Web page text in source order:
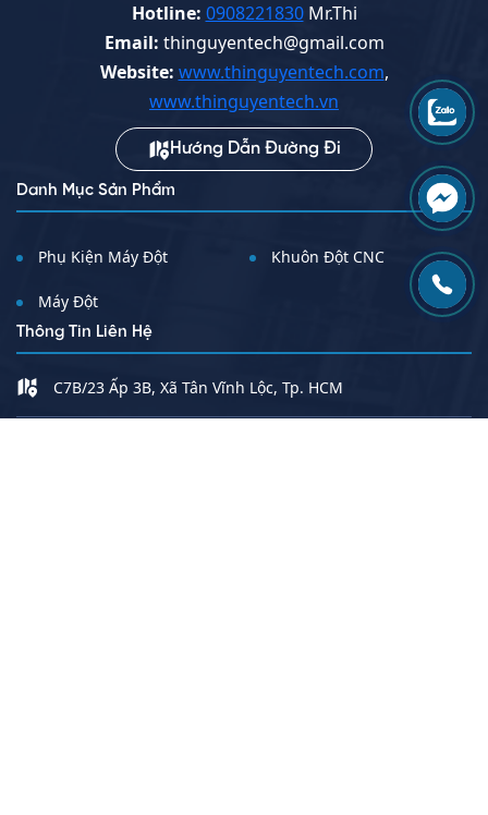
Hotline: 0908221830Mr.Thi
Email: thinguyentech@gmail.com
Website: www.thinguyentech.com,
www.thinguyentech.vn
Hướng Dẫn Đường Đi
Danh Mục Sản Phẩm
Phụ Kiện Máy Đột Khuôn Đột CNC
Máy Đột
Thông Tin Liên Hệ
C7B/23 Ấp 3B, Xã Tân Vĩnh Lộc, Tp. HCM